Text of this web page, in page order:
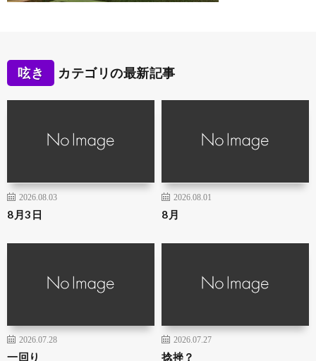
呟き カテゴリの最新記事
2026.08.03
8月3日
2026.08.01
8月
2026.07.28
一回り
2026.07.27
捻挫？